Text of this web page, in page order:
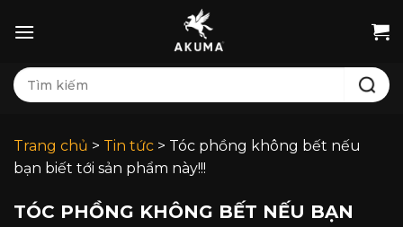
qua
dung
Tìm
kiếm:
Trang chủ > Tin tức > Tóc phồng không bết nếu
bạn biết tới sản phẩm này!!!
TÓC PHỒNG KHÔNG BẾT NẾU BẠN